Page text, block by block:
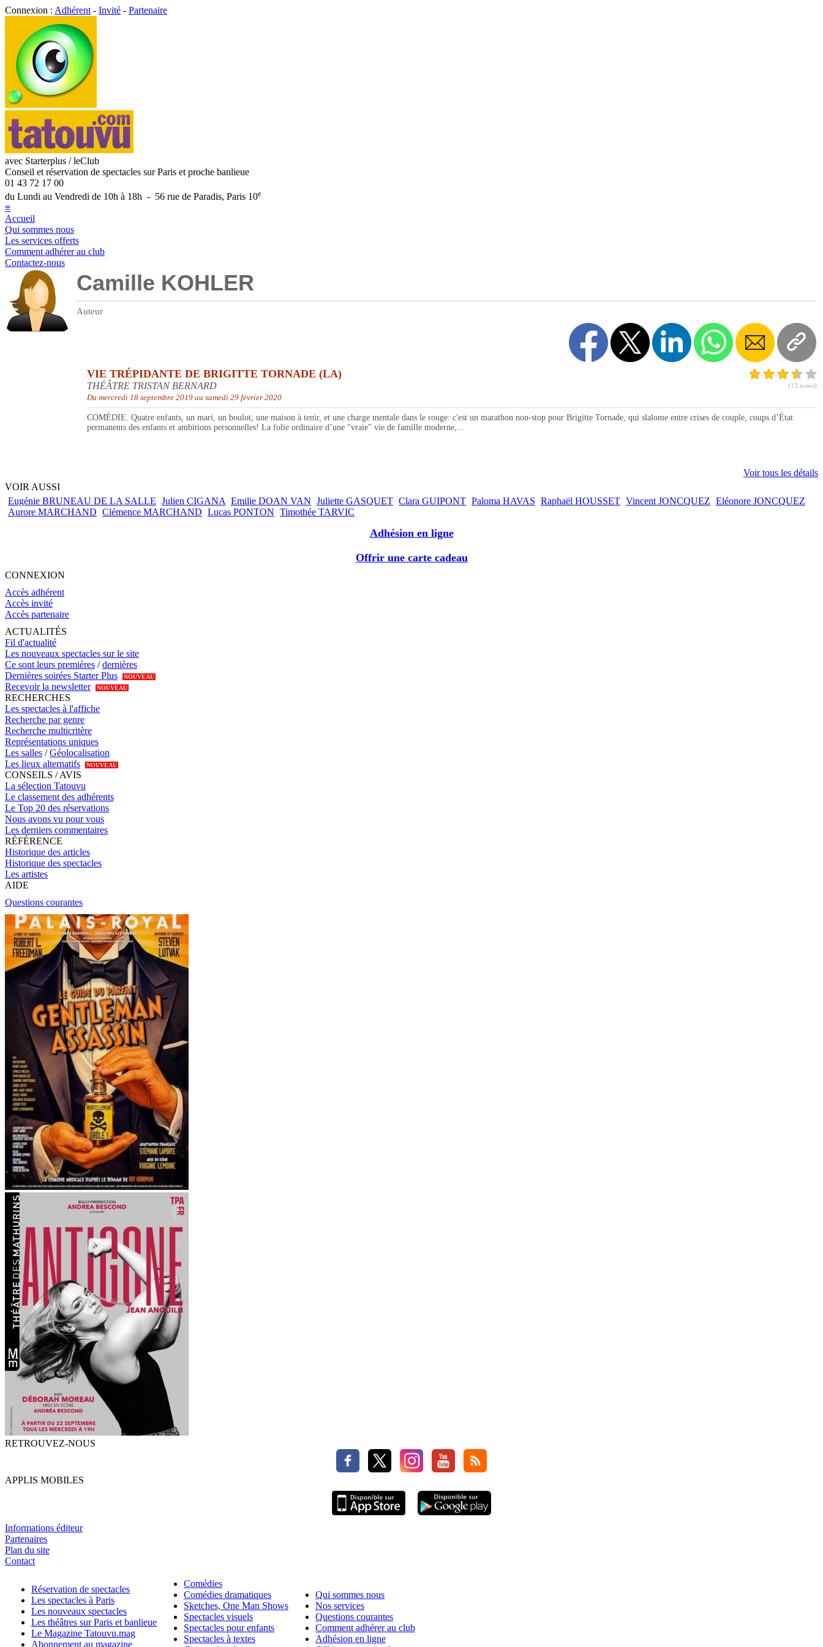
Connexion : Adhérent - Invité - Partenaire
avec Starterplus / leClub
Conseil et réservation de spectacles sur Paris et proche banlieue
01 43 72 17 00
du Lundi au Vendredi de 10h à 18h - 56 rue de Paradis, Paris 10e
≡
Accueil
Qui sommes nous
Les services offerts
Comment adhérer au club
Contactez-nous
Camille KOHLER
Auteur
(13 notes)
VIE TRÉPIDANTE DE BRIGITTE TORNADE (LA)
THÉÂTRE TRISTAN BERNARD
Du mercredi 18 septembre 2019 au samedi 29 février 2020
COMÉDIE. Quatre enfants, un mari, un boulot, une maison à tenir, et une charge mentale dans le rouge: c'est un marathon non-stop pour Brigitte Tornade, qui slalome entre crises de couple, coups d’État
permanents des enfants et ambitions personnelles! La folie ordinaire d’une "vraie" vie de famille moderne,...
Voir tous les détails
VOIR AUSSI
Eugénie BRUNEAU DE LA SALLE Julien CIGANA Emilie DOAN VAN Juliette GASQUET Clara GUIPONT Paloma HAVAS Raphaël HOUSSET Vincent JONCQUEZ Eléonore JONCQUEZ
Aurore MARCHAND Clémence MARCHAND Lucas PONTON Timothée TARVIC
Adhésion en ligne
Offrir une carte cadeau
CONNEXION
Accès adhérent
Accès invité
Accès partenaire
ACTUALITÉS
Fil d'actualité
Les nouveaux spectacles sur le site
Ce sont leurs premières /dernières
Dernières soirées Starter Plus
NOUVEAU
Recevoir la newsletter NOUVEAU
RECHERCHES
Les spectacles à l'affiche
Recherche par genre
Recherche multicritère
Représentations uniques
Les salles /Géolocalisation
Les lieux alternatifs
NOUVEAU
CONSEILS / AVIS
La sélection Tatouvu
Le classement des adhérents
Le Top 20 des réservations
Nous avons vu pour vous
Les derniers commentaires
RÉFÉRENCE
Historique des articles
Historique des spectacles
Les artistes
AIDE
Questions courantes
RETROUVEZ-NOUS
APPLIS MOBILES
Informations éditeur
Partenaires
Plan du site
Contact
Réservation de spectacles
Les spectacles à Paris
Les nouveaux spectacles
Les théâtres sur Paris et banlieue
Le Magazine Tatouvu.mag
Abonnement au magazine
Comédies
Comédies dramatiques
Sketches, One Man Shows
Spectacles visuels
Spectacles pour enfants
Spectacles à textes
Qui sommes nous
Nos services
Questions courantes
Comment adhérer au club
Adhésion en ligne